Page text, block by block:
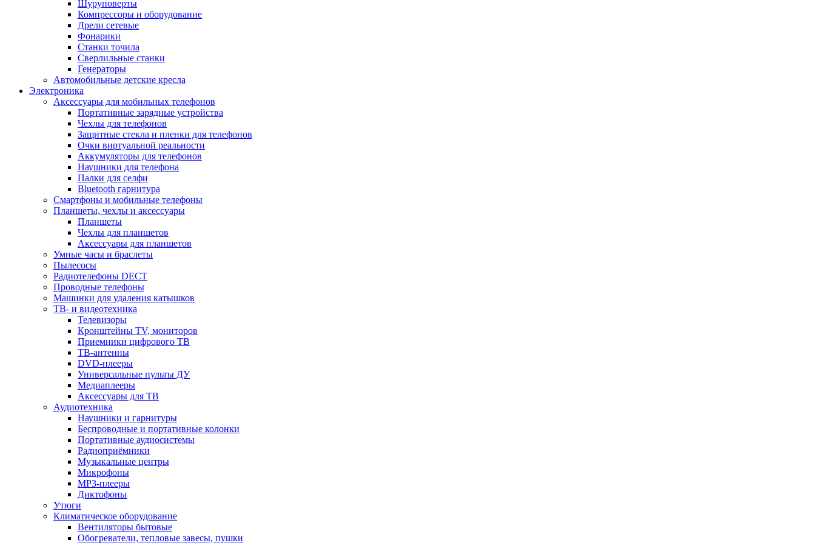
Шуруповерты
Компрессоры и оборудование
Дрели сетевые
Фонарики
Станки точила
Сверлильные станки
Генераторы
Автомобильные детские кресла
Электроника
Аксессуары для мобильных телефонов
Портативные зарядные устройства
Чехлы для телефонов
Защитные стекла и пленки для телефонов
Очки виртуальной реальности
Аккумуляторы для телефонов
Наушники для телефона
Палки для селфи
Bluetooth гарнитура
Смартфоны и мобильные телефоны
Планшеты, чехлы и аксессуары
Планшеты
Чехлы для планшетов
Аксессуары для планшетов
Умные часы и браслеты
Пылесосы
Радиотелефоны DECT
Проводные телефоны
Машинки для удаления катышков
ТВ- и видеотехника
Телевизоры
Кронштейны TV, мониторов
Приемники цифрового ТВ
ТВ-антенны
DVD-плееры
Универсальные пульты ДУ
Медиаплееры
Аксессуары для ТВ
Аудиотехника
Наушники и гарнитуры
Беспроводные и портативные колонки
Портативные аудиосистемы
Радиоприёмники
Музыкальные центры
Микрофоны
MP3-плееры
Диктофоны
Утюги
Климатическое оборудование
Вентиляторы бытовые
Обогреватели, тепловые завесы, пушки